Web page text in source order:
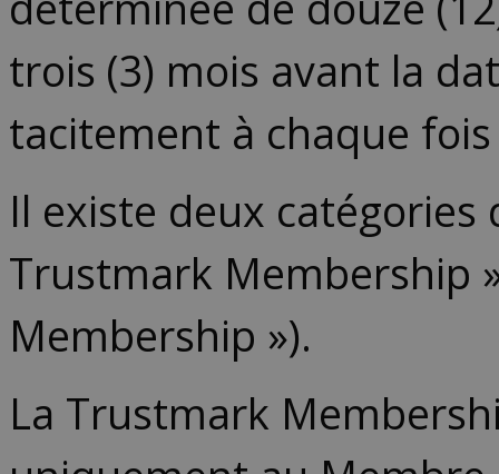
trois (3) mois avant la
tacitement à chaque
Il existe deux catégories
Trustmark Membership
Membership »).
La Trustmark